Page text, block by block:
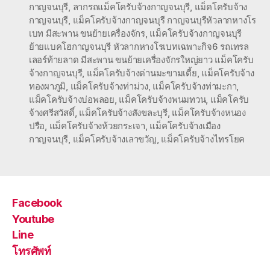
กาญจนบุรี, ลากรถแม็คโครับจ้างกาญจนบุรี, แม็คโครับจ้าง
กาญจนบุรี, แม็คโครับจ้างกาญจนบุรี กาญจนบุรีหัวลากหางโร
เบท มีสะพาน ขนย้ายเครื่องจักร, แม็คโครับจ้างกาญจนบุรี
ย้ายแบคโฮกาญจนบุรี หัวลากหางโรเบทเฉพาะกิจ6 รถเทรล
เลอร์ท้ายลาด มีสะพาน ขนย้ายเครื่องจักรใหญ่ยาว แม็คโครับ
จ้างกาญจนบุรี, แม็คโครับจ้างด่านมะขามเตี้ย, แม็คโครับจ้าง
ทองผาภูมิ, แม็คโครับจ้างท่าม่วง, แม็คโครับจ้างท่ามะกา,
แม็คโครับจ้างบ่อพลอย, แม็คโครับจ้างพนมทวน, แม็คโครับ
จ้างศรีสวัสดิ์, แม็คโครับจ้างสังขละบุรี, แม็คโครับจ้างหนอง
ปรือ, แม็คโครับจ้างห้วยกระเจา, แม็คโครับจ้างเมือง
กาญจนบุรี, แม็คโครับจ้างเลาขวัญ, แม็คโครับจ้างไทรโยค
Facebook
Youtube
Line
โทรศัพท์